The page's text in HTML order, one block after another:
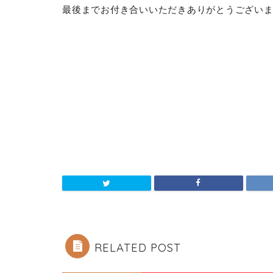
最後までお付き合いいただきありがとうござい
RELATED POST